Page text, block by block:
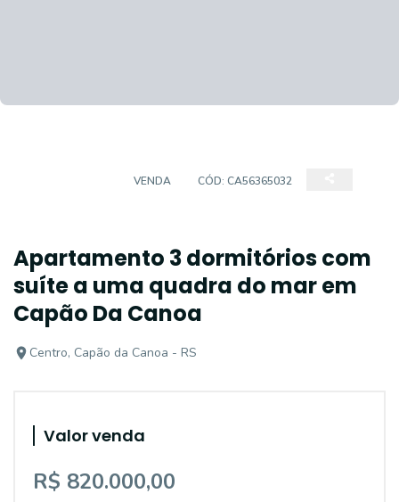
VENDA CÓD: CA56365032
Apartamento 3 dormitórios com
suíte a uma quadra do mar em
Capão Da Canoa
Centro, Capão da Canoa - RS
Valor venda
R$ 820.000,00